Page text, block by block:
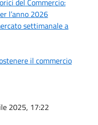
l’anno 2026
settimanale a
il commercio
2025, 17:22